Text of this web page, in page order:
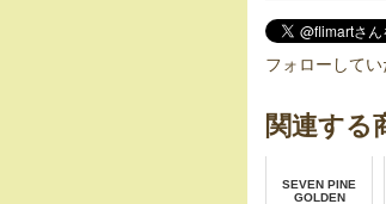
フォローして
関連する
SEVEN PINE
GOLDEN